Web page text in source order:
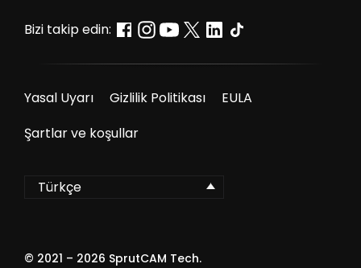
Bizi takip edin:
Yasal Uyarı Gizlilik Politikası
EULA
Şartlar ve koşullar
Türkçe
© 2021 – 2026 SprutCAM Tech.